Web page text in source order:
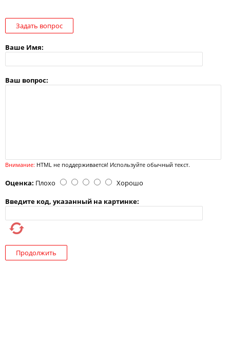
Задать вопрос
Ваше Имя:
Ваш вопрос:
Внимание: HTML не поддерживается! Используйте обычный текст.
Оценка: Плохо
Хорошо
Введите код, указанный на картинке:
Продолжить